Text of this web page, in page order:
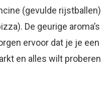
(gevulde rijstballen)
De geurige aroma’s
ervoor dat je je een
en alles wilt proberen